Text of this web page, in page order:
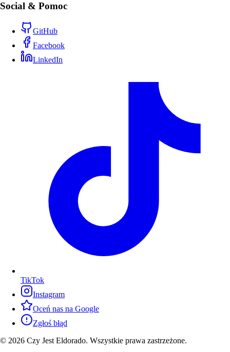
Social & Pomoc
GitHub
Facebook
LinkedIn
TikTok
Instagram
Oceń nas na Google
Zgłoś błąd
© 2026 Czy Jest Eldorado. Wszystkie prawa zastrzeżone.